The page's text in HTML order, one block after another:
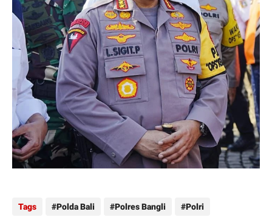
Tags Polda Bali Polres Bangli Polri